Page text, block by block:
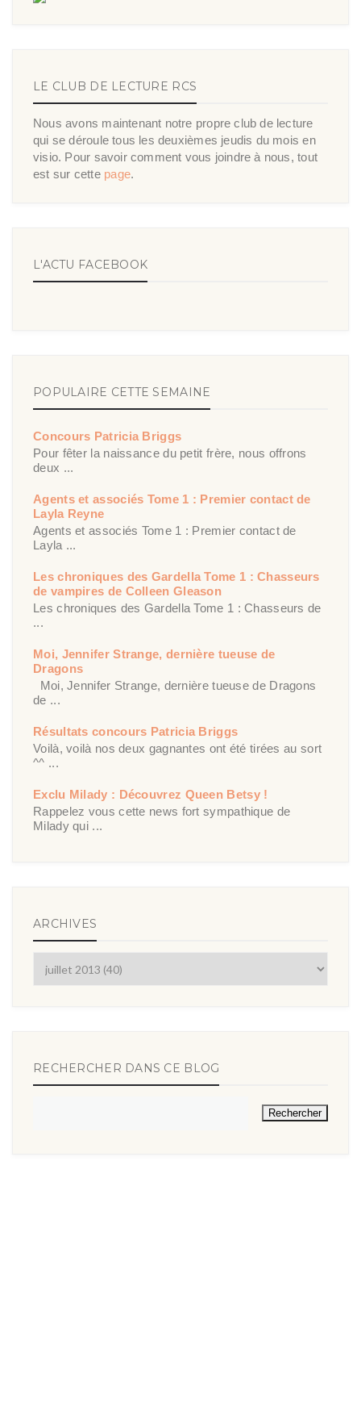
LE CLUB DE LECTURE RCS
Nous avons maintenant notre propre club de lecture
qui se déroule tous les deuxièmes jeudis du mois en
visio. Pour savoir comment vous joindre à nous, tout
est sur cette page.
L'ACTU FACEBOOK
POPULAIRE CETTE SEMAINE
Concours Patricia Briggs
Pour fêter la naissance du petit frère, nous offrons
deux ...
Agents et associés Tome 1 : Premier contact de
Layla Reyne
Agents et associés Tome 1 : Premier contact de
Layla ...
Les chroniques des Gardella Tome 1 : Chasseurs
de vampires de Colleen Gleason
Les chroniques des Gardella Tome 1 : Chasseurs de
...
Moi, Jennifer Strange, dernière tueuse de
Dragons
Moi, Jennifer Strange, dernière tueuse de Dragons
de ...
Résultats concours Patricia Briggs
Voilà, voilà nos deux gagnantes ont été tirées au sort
^^ ...
Exclu Milady : Découvrez Queen Betsy !
Rappelez vous cette news fort sympathique de
Milady qui ...
ARCHIVES
RECHERCHER DANS CE BLOG